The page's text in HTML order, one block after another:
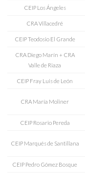
CEIP Los Ángeles
CRA Villacedré
CEIP Teodosio El Grande
CRA Diego Marín + CRA
Valle de Riaza
CEIP Fray Luis de León
CRA María Moliner
CEIP Rosario Pereda
CEIP Marqués de Santillana
CEIP Pedro Gómez Bosque